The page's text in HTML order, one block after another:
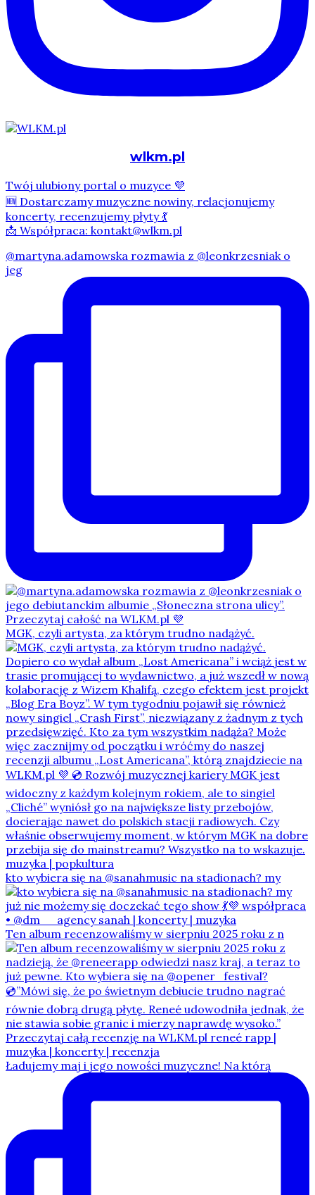
wlkm.pl
Twój ulubiony portal o muzyce 💜
🆕 Dostarczamy muzyczne nowiny, relacjonujemy
koncerty, recenzujemy płyty 💃
📩 Współpraca: kontakt@wlkm.pl
@martyna.adamowska rozmawia z @leonkrzesniak o
jeg
MGK, czyli artysta, za którym trudno nadążyć.
kto wybiera się na @sanahmusic na stadionach? my
Ten album recenzowaliśmy w sierpniu 2025 roku z n
Ładujemy maj i jego nowości muzyczne! Na którą